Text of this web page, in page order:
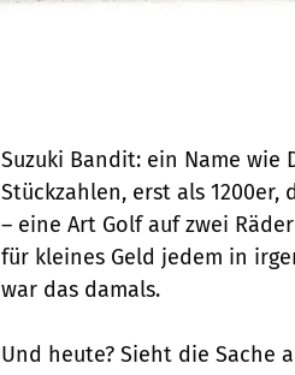
Suzuki Bandit: ein Name wie
Stückzahlen, erst als 1200er,
– eine Art Golf auf zwei
für kleines Geld jedem in
war das damals.
Und heute? Sieht die Sache